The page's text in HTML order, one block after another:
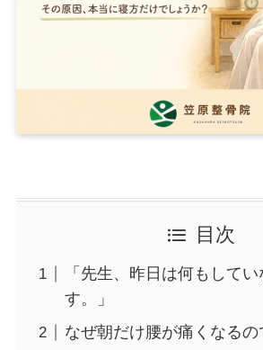
目次
「先生、昨日は何もして
す。」
なぜ朝だけ腰が痛くなるの